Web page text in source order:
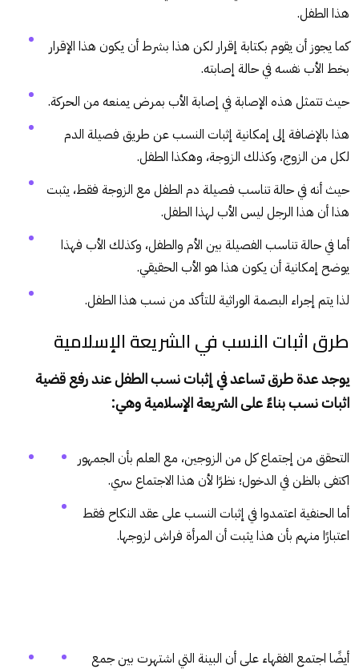
هذا الطفل.
كما يجوز أن يقوم بكتابة إقرار لكن هذا بشرط أن يكون هذا الإقرار
بخط الأب نفسه في حالة إصابته.
حيث تتمثل هذه الإصابة في إصابة الأب بمرض يمنعه من الحركة.
هذا بالإضافة إلى إمكانية إثبات النسب عن طريق فصيلة الدم
لكل من الزوج، وكذلك الزوجة، وهكذا الطفل.
حيث أنه في حالة تناسب فصيلة دم الطفل مع الزوجة فقط، يثبت
هذا أن ه‍ذا الرجل ليس الأب لهذا الطفل.
أما في حالة تناسب الفصيلة بين الأم والطفل، وكذلك الأب فهذا
يوضح إمكانية أن يكون هذا هو الأب الحقيقي.
لذا يتم إجراء البصمة الوراثية للتأكد من نسب هذا الطفل.
طرق اثبات النسب في الشريعة الإسلامية
يوجد عدة طرق تساعد في إثبات نسب الطفل عند رفع قضية
اثبات نسب بناءً على الشريعة الإسلامية وهي:
التحقق من إجتماع كل من الزوجين، مع العلم بأن الجمهور
اكتفى بالظن في الدخول؛ نظرًا لأن هذا الاجتماع سري.
أما الحنفية اعتمدوا في إثبات النسب على عقد النكاح فقط
اعتبارًا منهم بأن هذا يثبت أن المرأة فراش لزوجها.
أيضًا اجتمع الفقهاء على أن البينة التي اشتهرت بين جمع